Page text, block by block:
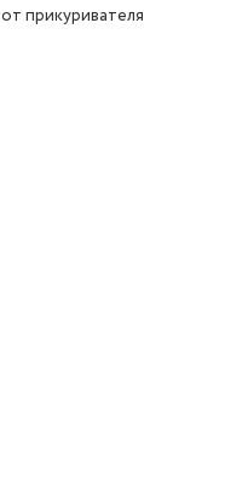
от прикуривателя